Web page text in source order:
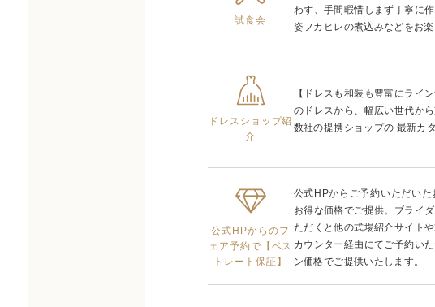
試食会
わず、手間暇惜しまず丁寧に
姿フカヒレの煮込みなどをお
ドレスショップ紹
介
【ドレスも和装も豊富にライ
のドレスから、幅広い世代か
数社の提携ショップの 最新カ
公式HPからのフ
ェア予約で【ベス
トレート保証】
公式HPからご予約いただいた
お得な価格でご提供。ブライ
ただくと他の式場紹介サイト
カウンター経由にてご予約い
ン価格でご提供いたします。